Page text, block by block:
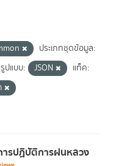
ประเภทชุดข้อมูล:
รูปแบบ: JSON
แท็ค:
รปฏิบัติการฝนหลวง